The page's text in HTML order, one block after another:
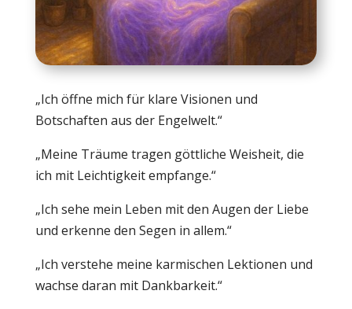
„Ich öffne mich für klare Visionen und
Botschaften aus der Engelwelt.“
„Meine Träume tragen göttliche Weisheit, die
ich mit Leichtigkeit empfange.“
„Ich sehe mein Leben mit den Augen der Liebe
und erkenne den Segen in allem.“
„Ich verstehe meine karmischen Lektionen und
wachse daran mit Dankbarkeit.“